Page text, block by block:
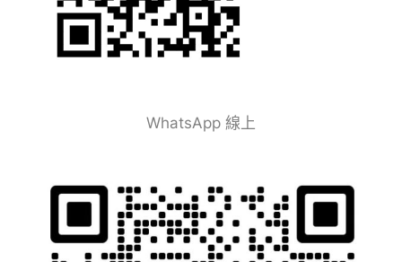
WhatsApp 線上